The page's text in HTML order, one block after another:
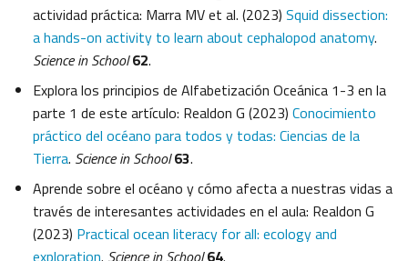
actividad práctica: Marra MV et al. (2023) Squid dissection:
a hands-on activity to learn about cephalopod anatomy.
Science in School 62.
Explora los principios de Alfabetización Oceánica 1-3 en la
parte 1 de este artículo: Realdon G (2023) Conocimiento
práctico del océano para todos y todas: Ciencias de la
Tierra. Science in School 63.
Aprende sobre el océano y cómo afecta a nuestras vidas a
través de interesantes actividades en el aula: Realdon G
(2023) Practical ocean literacy for all: ecology and